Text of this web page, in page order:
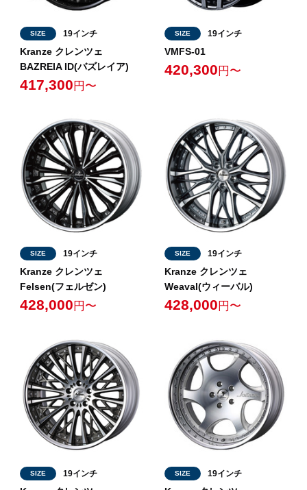
SIZE 19インチ
Kranze クレンツェ
BAZREIA ID(バズレイア)
417,300 円〜
SIZE 19インチ
VMFS-01
420,300 円〜
SIZE 19インチ
Kranze クレンツェ
Felsen(フェルゼン)
428,000 円〜
SIZE 19インチ
Kranze クレンツェ
Weaval(ウィーバル)
428,000 円〜
SIZE 19インチ SIZE 19インチ